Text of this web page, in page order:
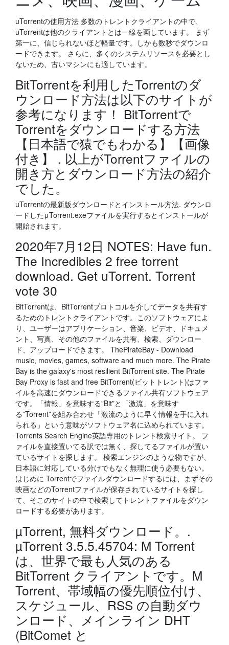
uTorrentの使用方法 多数のトレントクライアントの中で、
uTorrentは他のクライアントとは一線を画しています。 まず
第一に、信じられないほど軽量です。しかも数秒でダウンロ
ードできます。 さらに、多くのシステムリソースを必要とし
ないため、古いマシンにも適しています。
BitTorrentを利用したTorrentのダ
ウンロード方法は以下のサイトが
参考になります！ BitTorrentで
Torrentをダウンロードする方法
【日本語で猿でもわかる】【画像
付き】 . 以上がTorrentファイルの
開き方とダウンロード方法の紹介
でした。
uTorrentの最新版ダウンロードとインストール方法. ダウンロ
ードしたμTorrent.exeファイルを実行するとインストールが
開始されます。
2020年7月12日 NOTES: Have fun.
The Incredibles 2 free torrent
download. Get uTorrent. Torrent
vote 30
BitTorrentは、BitTorrentプロトコルを介してデータを共有す
るためのトレントクライアントです。このソフトウェアによ
り、ユーザーはアプリケーション、音楽、ビデオ、ドキュメ
ント、写真、その他のファイルを共有、検索、ダウンロー
ド、アップロードできます。 ThePirateBay - Download
music, movies, games, software and much more. The Pirate
Bay is the galaxy's most resilient BitTorrent site. The Pirate
Bay Proxy is fast and free BitTorrent(ビットトレント)はファ
イルを高速にダウンロードできるファイル共有ソフトウェア
です。「情報」を意味する”Bit”と「激流」を意味す
る”Torrent”を組み合わせ「激流のように早く情報を手に入れ
られる」という意味がソフトウェア名に込められています。
Torrents Search Engine英語専用のトレント検索サイト。 フ
ァイルを直接置いてる訳では無く、探してるファイルが置い
ているサイトを探します。 検索エンジンのような物ですが、
日本語に対応している分けでもなく無理に使う必要もない。
はじめに Torrentでファイルダウンロードするには、まずその
映画などのTorrentファイルが保存されているサイトを探し
て、そこのサイトの中で検索してトレントファイルをダウン
ロードする必要があります。
µTorrent, 無料ダウンロード。.
µTorrent 3.5.5.45704: Μ Torrent
は、世界で最も人気のある
BitTorrent クライアントです。Μ
Torrent、帯域幅の優先順位付け、
スケジュール、RSS の自動ダウ
ンロード、メインライン DHT
(BitComet と